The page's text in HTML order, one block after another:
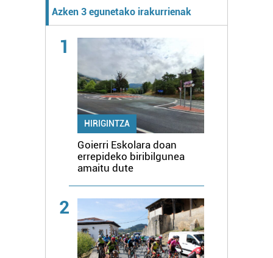
Azken 3 egunetako irakurrienak
1
HIRIGINTZA
Goierri Eskolara doan
errepideko biribilgunea
amaitu dute
2